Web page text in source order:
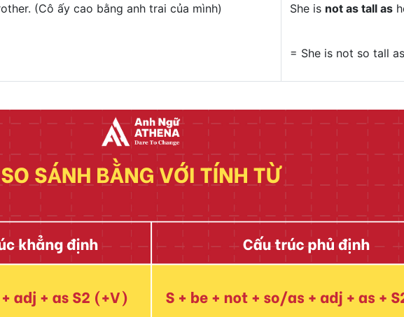
(Cô ấy cao bằng anh trai của mình) She is not as tall as
= She is not so tall